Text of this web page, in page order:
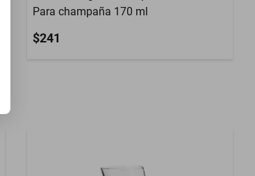
Para champaña 170 ml
$241